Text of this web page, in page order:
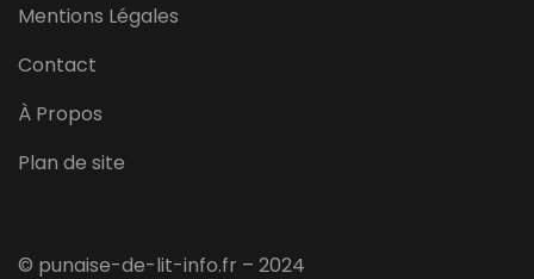
Mentions Légales
Contact
À Propos
Plan de site
© punaise-de-lit-info.fr – 2024